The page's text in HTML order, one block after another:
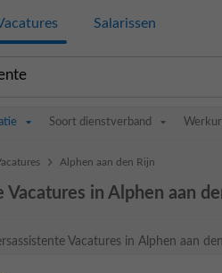
Salarissen
Soort dienstverband
> Alphen aan den Rijn
Vacatures in Alphen aan
Vacatures in Alphen aan